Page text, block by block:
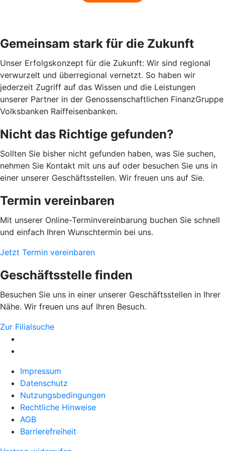
Gemeinsam stark für die Zukunft
Unser Erfolgskonzept für die Zukunft: Wir sind regional
verwurzelt und überregional vernetzt. So haben wir
jederzeit Zugriff auf das Wissen und die Leistungen
unserer Partner in der Genossenschaftlichen FinanzGruppe
Volksbanken Raiffeisenbanken.
Nicht das Richtige gefunden?
Sollten Sie bisher nicht gefunden haben, was Sie suchen,
nehmen Sie Kontakt mit uns auf oder besuchen Sie uns in
einer unserer Geschäftsstellen. Wir freuen uns auf Sie.
Termin vereinbaren
Mit unserer Online-Terminvereinbarung buchen Sie schnell
und einfach Ihren Wunschtermin bei uns.
Jetzt Termin vereinbaren
Geschäftsstelle finden
Besuchen Sie uns in einer unserer Geschäftsstellen in Ihrer
Nähe. Wir freuen uns auf Ihren Besuch.
Zur Filialsuche
Impressum
Datenschutz
Nutzungsbedingungen
Rechtliche Hinweise
AGB
Barrierefreiheit